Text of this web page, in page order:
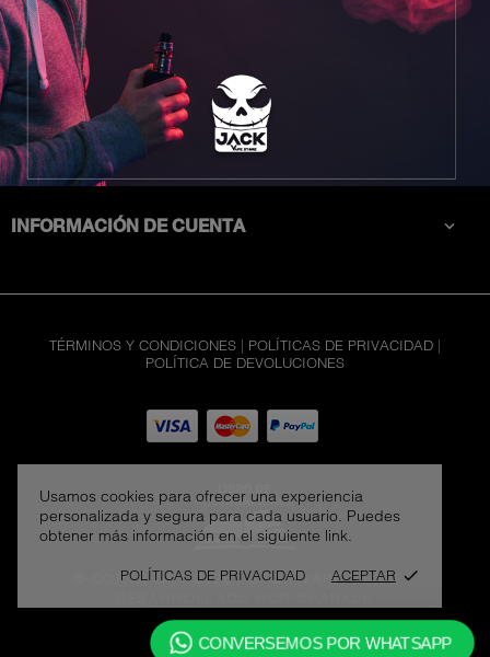
Usamos cookies para ofrecer una experiencia
personalizada y segura para cada usuario. Puedes
obtener más información en el siguiente link.
POLÍTICAS DE PRIVACIDAD ACEPTAR done
INFORMACIÓN
CATEGORÍAS
INFORMACIÓN DE CUENTA 
CONVERSEMOS POR WHATSAPP
TÉRMINOS Y CONDICIONES | POLÍTICAS DE PRIVACIDAD |
POLÍTICA DE DEVOLUCIONES
© COPYRIGHT 2026 - JACK VAPE STORE-